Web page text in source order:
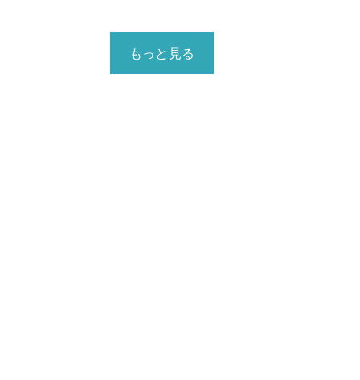
もっと見る